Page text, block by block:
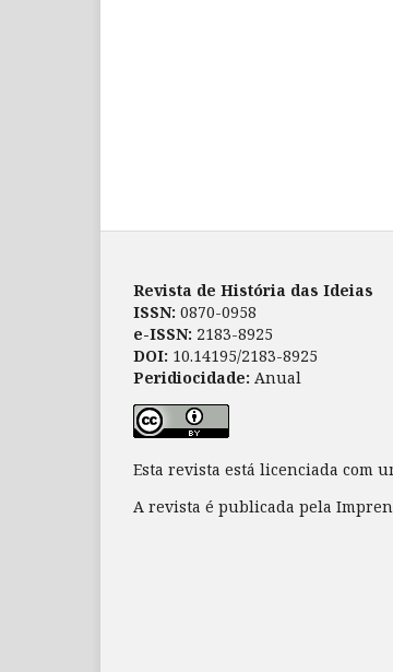
Revista de História das Ideias
ISSN: 0870-0958
e-ISSN: 2183-8925
DOI: 10.14195/2183-8925
Peridiocidade: Anual
Esta revista está licenciada com
A revista é publicada pela